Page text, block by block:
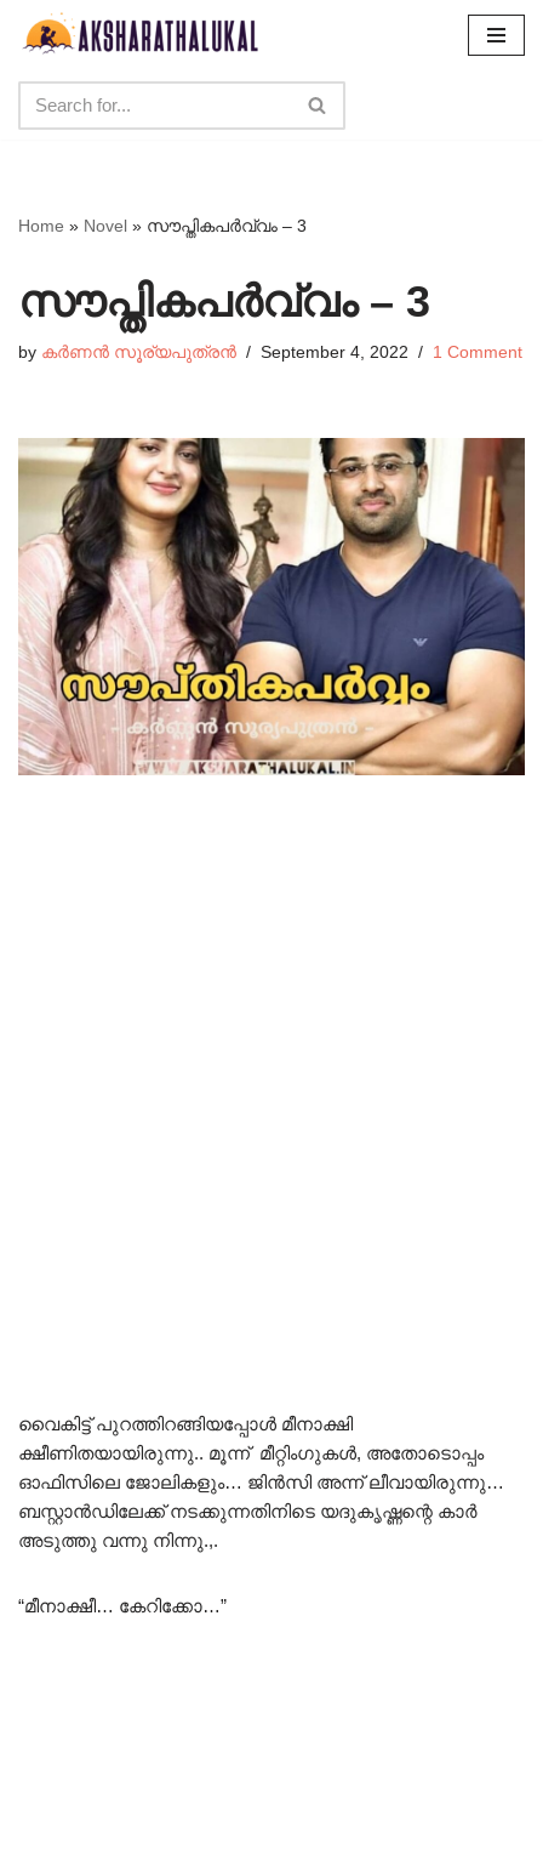
content
Home » Novel » സൗപ്തികപർവ്വം – 3
സൗപ്തികപർവ്വം – 3
by കർണൻ സൂര്യപുത്രൻ September 4, 2022 1 Comment
വൈകിട്ട് പുറത്തിറങ്ങിയപ്പോൾ മീനാക്ഷി
ക്ഷീണിതയായിരുന്നു.. മൂന്ന് മീറ്റിംഗുകൾ, അതോടൊപ്പം
ഓഫിസിലെ ജോലികളും… ജിൻസി അന്ന് ലീവായിരുന്നു…
ബസ്റ്റാൻഡിലേക്ക് നടക്കുന്നതിനിടെ യദുകൃഷ്ണന്റെ കാർ
അടുത്തു വന്നു നിന്നു.,.
“മീനാക്ഷീ… കേറിക്കോ…”